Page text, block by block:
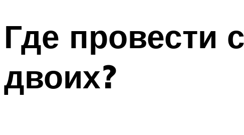
Где провести
двоих?